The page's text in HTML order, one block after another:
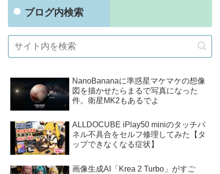
ブログ内検索
NanoBananaに準惑星マケマケの想像
図を描かせたらまるで写真になった
件。衛星MK2もあるでよ
ALLDOCUBE iPlay50 miniのタッチパ
ネル不具合をセルフ修理してみた【タ
ップできなくなる症状】
画像生成AI「Krea 2 Turbo」がすご